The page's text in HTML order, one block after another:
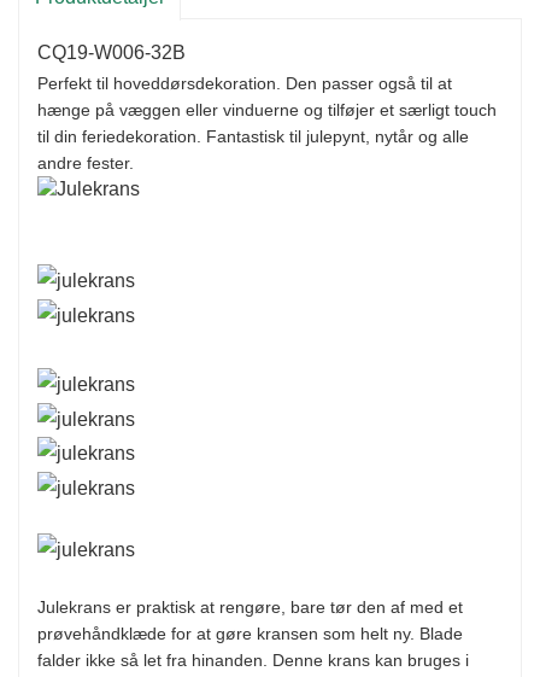
CQ19-W006-32B
Perfekt til hoveddørsdekoration. Den passer også til at
hænge på væggen eller vinduerne og tilføjer et særligt touch
til din feriedekoration. Fantastisk til julepynt, nytår og alle
andre fester.
Julekrans er praktisk at rengøre, bare tør den af ​​med et
prøvehåndklæde for at gøre kransen som helt ny. Blade
falder ikke så let fra hinanden. Denne krans kan bruges i